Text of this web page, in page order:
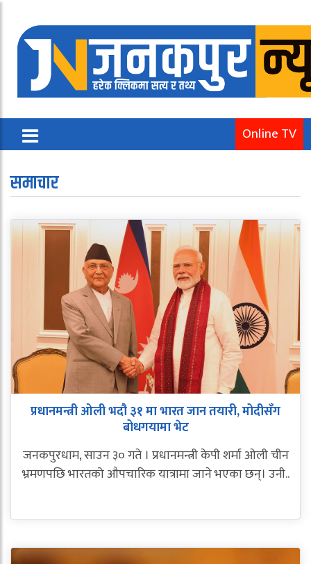
Online TV
समाचार
प्रधानमन्त्री ओली भदौ ३१ मा भारत जान तयारी, मोदीसँग
बोधगयामा भेट
जनकपुरधाम, साउन ३० गते । प्रधानमन्त्री केपी शर्मा ओली चीन
भ्रमणपछि भारतको औपचारिक यात्रामा जाने भएका छन्। उनी..